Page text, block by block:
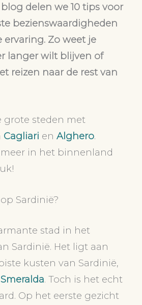
delen we 10 tips voor
bezienswaardigheden
ervaring. Zo weet je
langer wilt blijven of
reizen naar de rest van
grote steden met
Cagliari enAlghero.
in het binnenland
Sardinië?
stad in het
Sardinië. Het ligt aan
kusten van Sardinië,
. Toch is het echt
Op het eerste gezicht